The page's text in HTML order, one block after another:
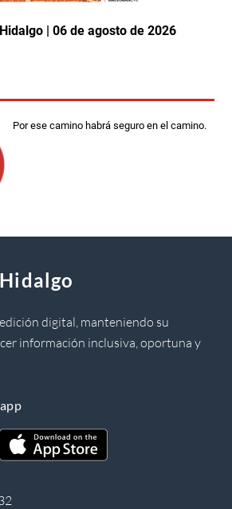
| 06 de agosto de 2026
Por ese camino habrá seguro en el camino.
digital, manteniendo su
información inclusiva, oportuna y